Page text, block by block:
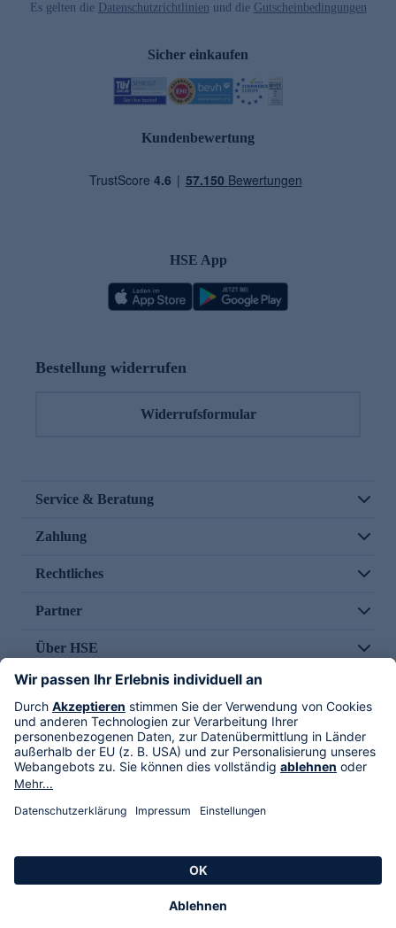
Es gelten die Datenschutzrichtlinien und die Gutscheinbedingungen
Sicher einkaufen
Kundenbewertung
HSE App
Bestellung widerrufen
Widerrufsformular
Service & Beratung
Zahlung
Rechtliches
Partner
Über HSE
Im TV
HSE International